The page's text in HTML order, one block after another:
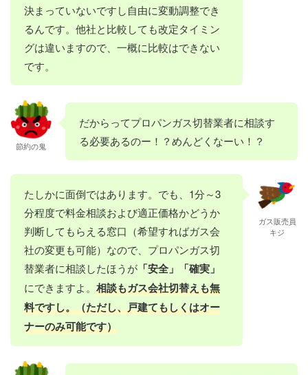
決まっていないですし自由に変動調整でき
るんです。他社と比較しても改定タイミン
グは違いますので、一概に比較はできない
です。
節約の鬼
だからってプロパンガス切替業者に相談す
る必要あるのー！？めんどくなーい！？
たしかに面倒ではあります。でも、1分～3
分程度で料金相談および適正価格かどうか
判断してもらえる窓口（希望すればガス会
社の変更も可能）なので、プロパンガス切
替業者に相談したほうが 「安全」「確実」
にできますよ。 相談もガス会社切替えも無
料ですし。（ただし、戸建てもしくはオー
ナーのみ可能です）
ガス販売員
キジ